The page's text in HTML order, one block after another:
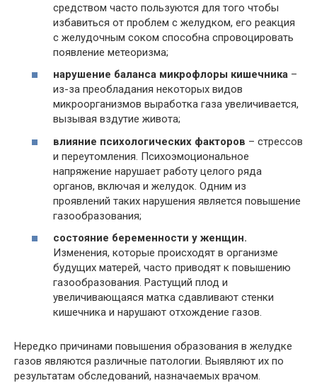
средством часто пользуются для того чтобы
избавиться от проблем с желудком, его реакция
с желудочным соком способна спровоцировать
появление метеоризма;
нарушение баланса микрофлоры кишечника –
из-за преобладания некоторых видов
микроорганизмов выработка газа увеличивается,
вызывая вздутие живота;
влияние психологических факторов – стрессов
и переутомления. Психоэмоциональное
напряжение нарушает работу целого ряда
органов, включая и желудок. Одним из
проявлений таких нарушения является повышение
газообразования;
состояние беременности у женщин.
Изменения, которые происходят в организме
будущих матерей, часто приводят к повышению
газообразования. Растущий плод и
увеличивающаяся матка сдавливают стенки
кишечника и нарушают отхождение газов.
Нередко причинами повышения образования в желудке
газов являются различные патологии. Выявляют их по
результатам обследований, назначаемых врачом.